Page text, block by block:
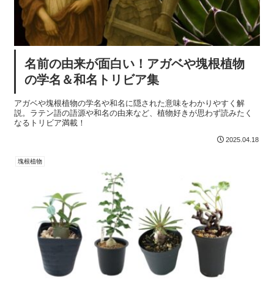
名前の由来が面白い！アガベや塊根植物
の学名＆和名トリビア集
アガベや塊根植物の学名や和名に隠された意味をわかりやすく解
説。ラテン語の語源や和名の由来など、植物好きが思わず読みたく
なるトリビア満載！
2025.04.18
塊根植物